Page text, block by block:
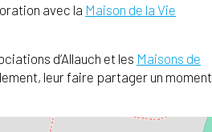
avec la Maison de la Vie
d’Allauch et les Maisons de
leur faire partager un moment